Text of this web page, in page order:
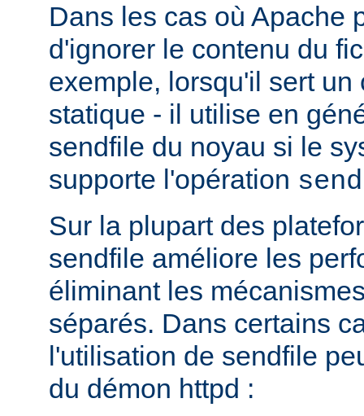
Dans les cas où Apache
d'ignorer le contenu du
exemple, lorsqu'il sert un
statique - il utilise en
sendfile du noyau si le
supporte l'opération
Sur la plupart des
sendfile améliore les
éliminant les
séparés. Dans certains
l'utilisation de sendfile
du démon httpd :